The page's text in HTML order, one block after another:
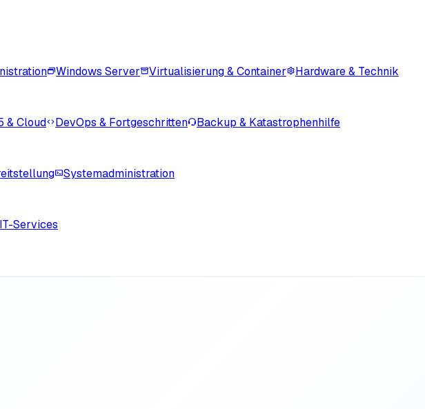
Windows Server Virtualisierung & Container
Hardware & Technik
& Cloud DevOps & Fortgeschritten
Backup & Katastrophenhilfe
Systemadministration
Services